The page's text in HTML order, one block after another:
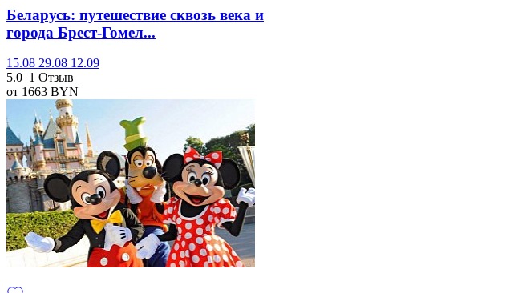
Беларусь: путешествие сквозь века и
города Брест-Гомел...
15.08 29.08 12.09
5.0 1 Отзыв
от 1663 BYN